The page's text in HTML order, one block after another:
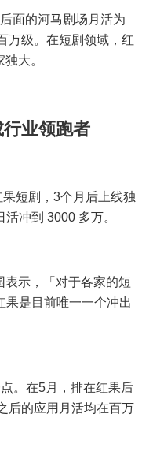
面的河马剧场月活为
万级。在短剧领域，红
大。
业领跑者
短剧，3个月后上线独
冲到 3000 多万。
表示，「对于各家的短
果是目前唯一一个冲出
。在5月，排在红果后
后的应用月活均在百万